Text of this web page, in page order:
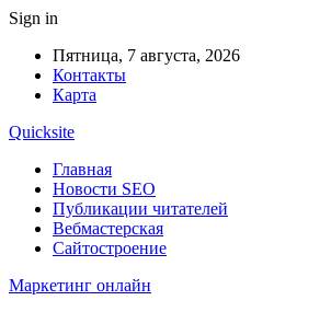
Sign in
Пятница, 7 августа, 2026
Контакты
Карта
Quicksite
Главная
Новости SEO
Публикации читателей
Вебмастерская
Сайтостроение
Маркетинг онлайн